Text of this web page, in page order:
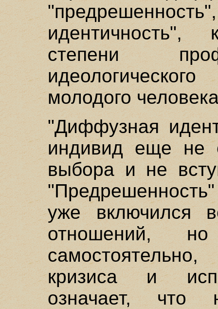
степени
молодого
"Диффузная
индивид еще не
выбора и не
уже включился
отношений,
кризиса и
означает, что